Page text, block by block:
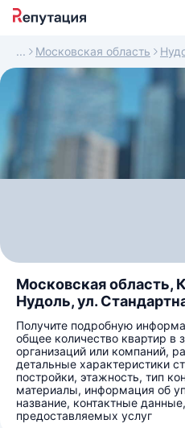
Московская область
Московская область,
Нудоль, ул.
Получите подробную
общее количество квартир в
организаций или компаний,
детальные характеристики
постройки, этажность, тип
материалы, информация об
название, контактные
предоставляемых услуг